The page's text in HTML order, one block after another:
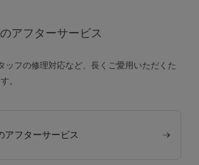
アフターサービス
ッフの修理対応など、長くご愛用いただくた
。
アフターサービス